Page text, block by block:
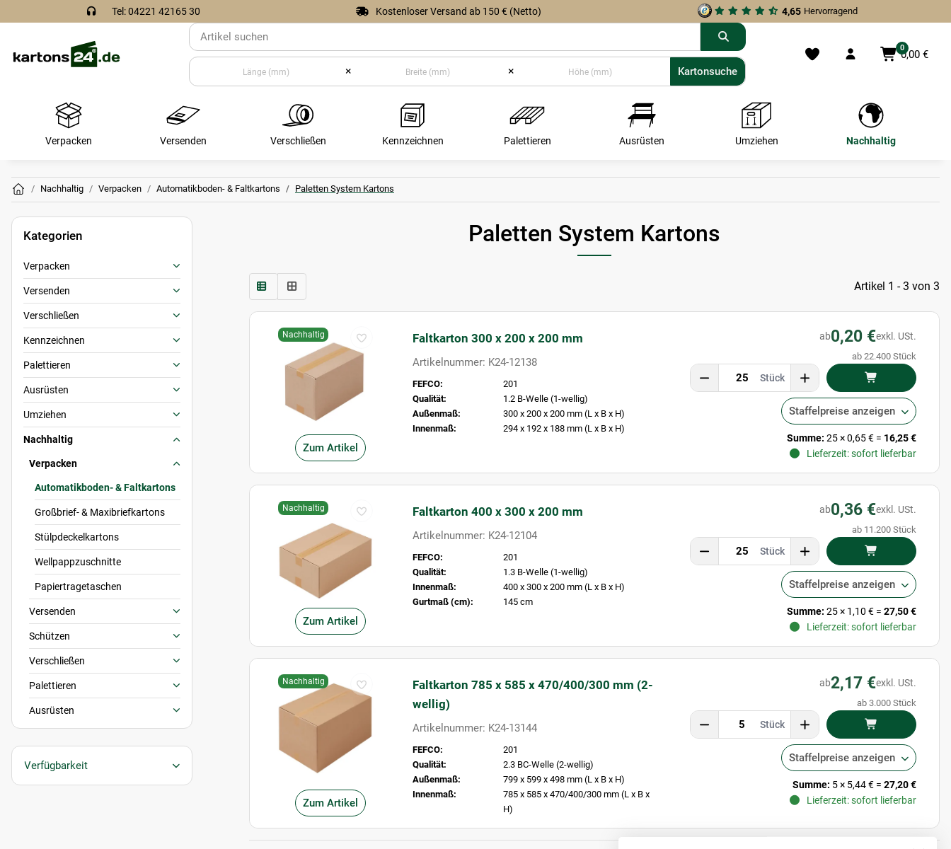
Tel: 04221 42165 30 Kostenloser Versand ab 150 € (Netto) 4,65 Hervorragend
0
0,00 €
× × Kartonsuche
Kartonsuche
Verpacken Versenden Verschließen Kennzeichnen Palettieren Ausrüsten Umziehen Nachhaltig
Nachhaltig Verpacken Automatikboden- & Faltkartons Paletten System Kartons
Paletten System Kartons
Artikel 1 - 3 von 3
Zum Artikel
Nachhaltig Faltkarton 300 x 200 x 200 mm
Artikelnummer: K24-12138
FEFCO:
201
Qualität:
1.2 B-Welle (1-wellig)
Außenmaß:
300 x 200 x 200 mm (L x B x H)
Innenmaß:
294 x 192 x 188 mm (L x B x H)
ab0,20 €exkl. USt.
ab 22.400 Stück
Stück
Staffelpreise anzeigen
Summe: 25×0,65 € = 16,25 €
Lieferzeit: sofort lieferbar
Zum Artikel
Nachhaltig Faltkarton 400 x 300 x 200 mm
Artikelnummer: K24-12104
FEFCO:
201
Qualität:
1.3 B-Welle (1-wellig)
Innenmaß:
400 x 300 x 200 mm (L x B x H)
Gurtmaß (cm):
145 cm
ab0,36 €exkl. USt.
ab 11.200 Stück
Stück
Staffelpreise anzeigen
Summe: 25× 1,10 € = 27,50 €
Lieferzeit: sofort lieferbar
Zum Artikel
Nachhaltig
Faltkarton 785 x 585 x 470/400/300 mm (2-
wellig)
Artikelnummer: K24-13144
FEFCO:
201
Qualität:
2.3 BC-Welle (2-wellig)
Außenmaß:
799 x 599 x 498 mm (L x B x H)
Innenmaß:
785 x 585 x 470/400/300 mm (L x B x
H)
ab2,17 €exkl. USt.
ab 3.000 Stück
Stück
Staffelpreise anzeigen
Summe: 5× 5,44 € = 27,20 €
Lieferzeit: sofort lieferbar
Kategorien
Verpacken
Versenden
Verschließen
Kennzeichnen
Palettieren
Ausrüsten
Umziehen
Nachhaltig
Verpacken
Automatikboden- & Faltkartons
Großbrief- & Maxibriefkartons
Stülpdeckelkartons
Wellpappzuschnitte
Papiertragetaschen
Versenden
Schützen
Verschließen
Palettieren
Ausrüsten
Verfügbarkeit